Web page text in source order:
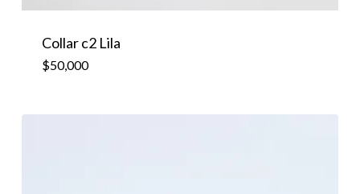
Collar c2 Lila
$50,000